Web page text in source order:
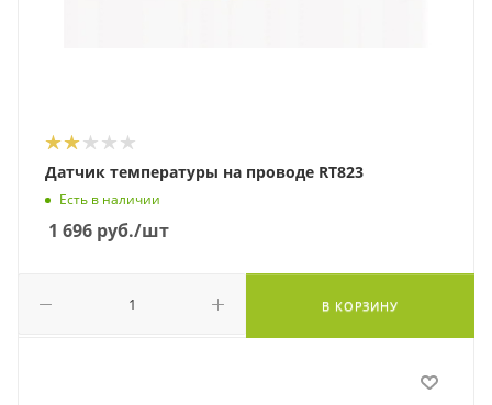
Датчик температуры на проводе RT823
Есть в наличии
1 696 руб./шт
В КОРЗИНУ